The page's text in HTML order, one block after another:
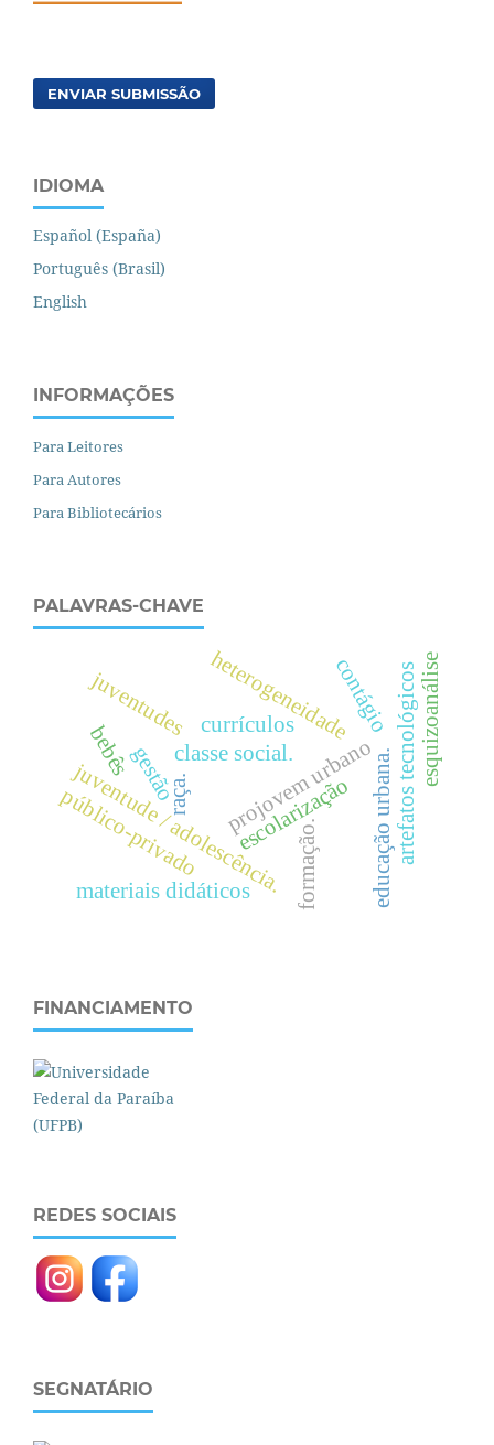
ENVIAR SUBMISSÃO
IDIOMA
Español (España)
Português (Brasil)
English
INFORMAÇÕES
Para Leitores
Para Autores
Para Bibliotecários
PALAVRAS-CHAVE
currículos
projovem urbano
juventude / adolescência. e
d
u
c
a
ç
ã
o
u
r
b
a
n
a
.
classe social.
raça.
gestão
juventudes
escolarização
heterogeneidade
materiais didáticos
público-privado artefatos tecnológicosesquizoanálise
formação.
bebês
contágio
FINANCIAMENTO
REDES SOCIAIS
SEGNATÁRIO